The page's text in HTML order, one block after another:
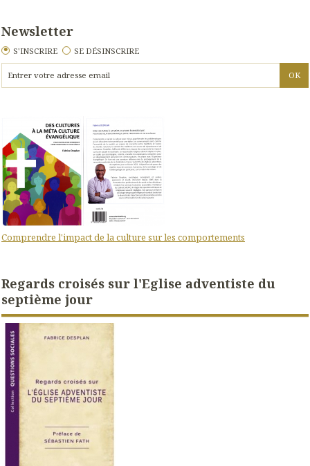
Newsletter
S'INSCRIRE SE DÉSINSCRIRE
Comprendre l'impact de la culture sur les comportements
Regards croisés sur l'Eglise adventiste du
septième jour